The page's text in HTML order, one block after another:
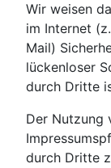
Wir weisen
im Internet
Mail)
lückenloser
durch Dritte
Der Nutzung
durch Dritte